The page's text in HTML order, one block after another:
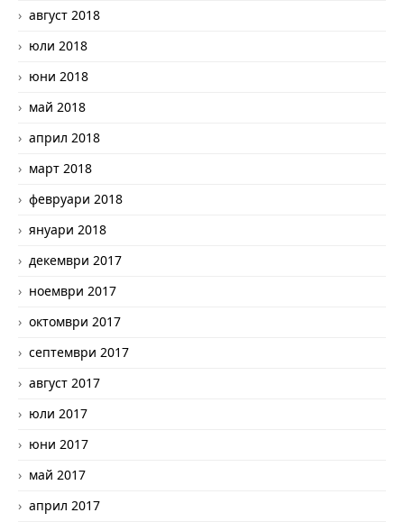
август 2018
юли 2018
юни 2018
май 2018
април 2018
март 2018
февруари 2018
януари 2018
декември 2017
ноември 2017
октомври 2017
септември 2017
август 2017
юли 2017
юни 2017
май 2017
април 2017